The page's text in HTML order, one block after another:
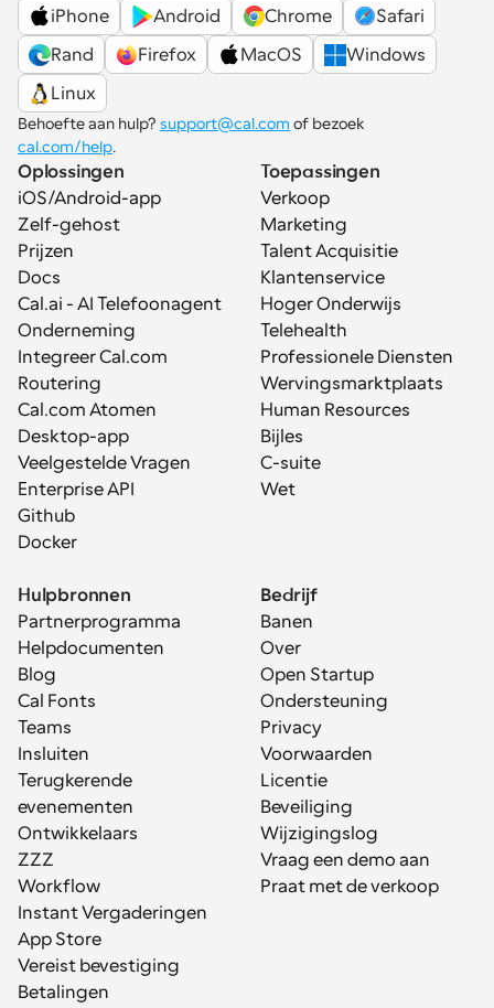
iPhone
Android Chrome
Safari
Rand
Firefox MacOS
Windows
Linux
Behoefte aan hulp? support@cal.com
cal.com/help.
Oplossingen
iOS/Android-app
Zelf-gehost
Prijzen
Docs
Cal.ai - AI Telefoonagent
Onderneming
Integreer Cal.com
Routering
Cal.com Atomen
Desktop-app
Veelgestelde Vragen
Enterprise API
Github
Docker
Toepassingen
Verkoop
Marketing
Talent Acquisitie
Klantenservice
Hoger Onderwijs
Telehealth
Professionele Diensten
Wervingsmarktplaats
Human Resources
Bijles
C-suite
Wet
Hulpbronnen
Partnerprogramma
Helpdocumenten
Blog
Cal Fonts
Teams
Insluiten
Terugkerende
evenementen
Ontwikkelaars
ZZZ
Workflow
Instant Vergaderingen
App Store
Vereist bevestiging
Betalingen
Bedrijf
Banen
Over
Open Startup
Ondersteuning
Privacy
Voorwaarden
Licentie
Beveiliging
Wijzigingslog
Vraag een demo aan
Praat met de verkoop